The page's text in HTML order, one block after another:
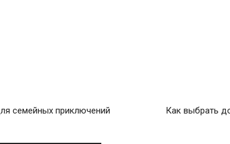
семейных приключений Как выбрать